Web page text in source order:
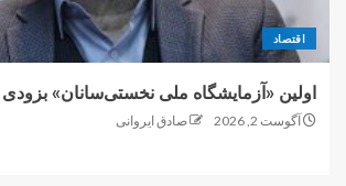
اقتصاد
اولین «آزمایشگاه ملی نخستی‌سانان»
آگوست 2, 2026 صادق ایروانی